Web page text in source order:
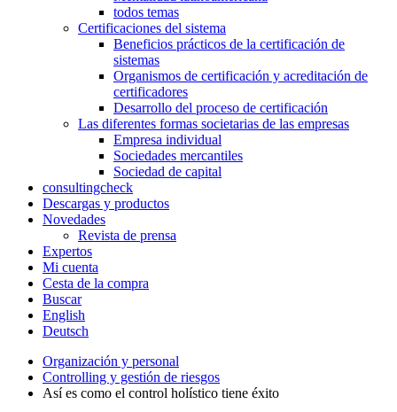
todos temas
Certificaciones del sistema
Beneficios prácticos de la certificación de
sistemas
Organismos de certificación y acreditación de
certificadores
Desarrollo del proceso de certificación
Las diferentes formas societarias de las empresas
Empresa individual
Sociedades mercantiles
Sociedad de capital
consultingcheck
Descargas y productos
Novedades
Revista de prensa
Expertos
Mi cuenta
Cesta de la compra
Buscar
English
Deutsch
Organización y personal
Controlling y gestión de riesgos
Así es como el control holístico tiene éxito